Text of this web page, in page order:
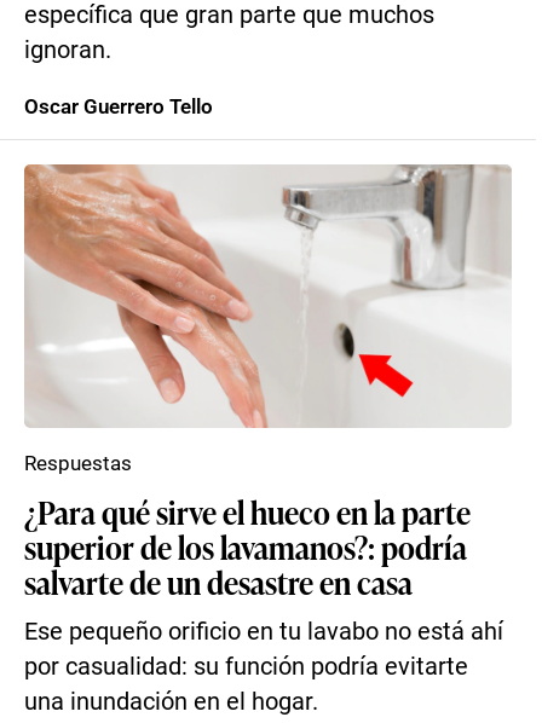
específica que gran parte que muchos
ignoran.
Oscar Guerrero Tello
¿Para qué sirve el hueco en la parte
superior de los lavamanos?: podría
salvarte de un desastre en casa
Ese pequeño orificio en tu lavabo no está ahí
por casualidad: su función podría evitarte
una inundación en el hogar.
Respuestas